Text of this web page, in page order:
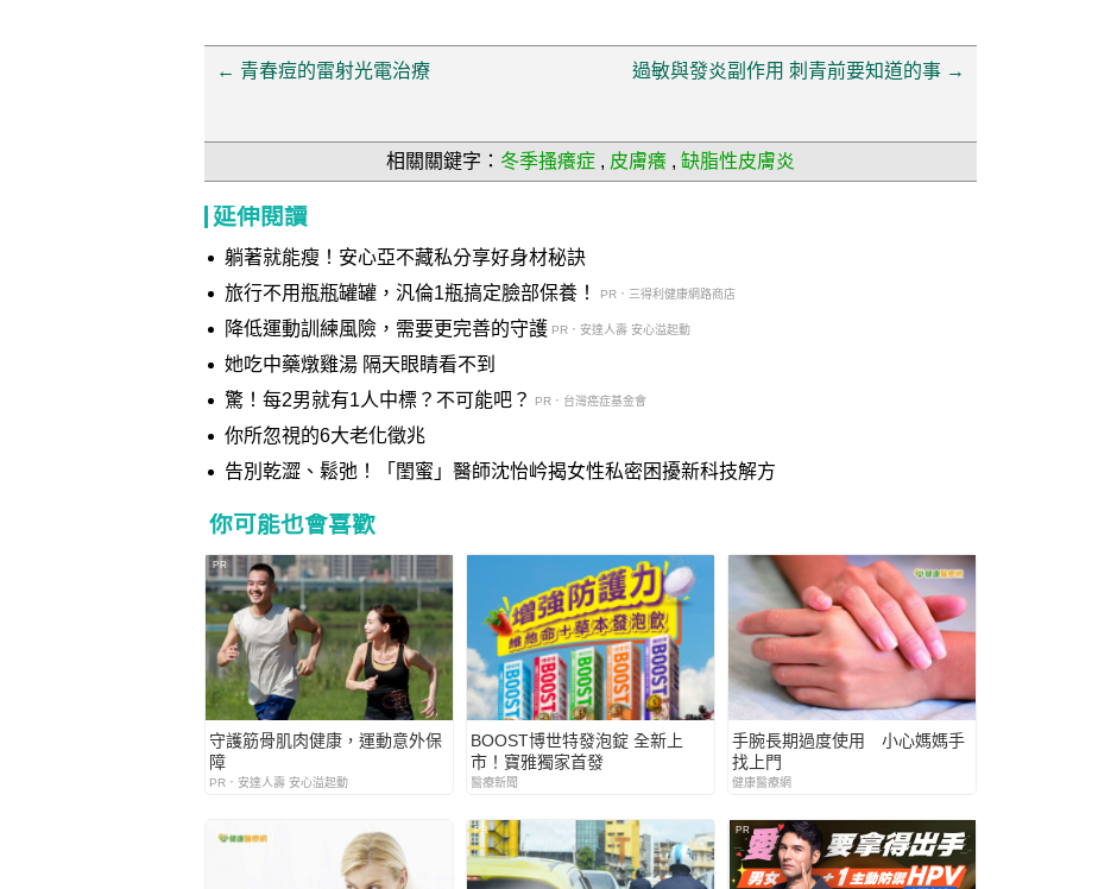
← 青春痘的雷射光電治療 過敏與發炎副作用 刺青前要知道的事 →
相關關鍵字： 冬季搔癢症 , 皮膚癢 , 缺脂性皮膚炎
延伸閱讀
躺著就能瘦！安心亞不藏私分享好身材秘訣
旅行不用瓶瓶罐罐，汎倫1瓶搞定臉部保養！
PR．三得利健康網路商店
降低運動訓練風險，需要更完善的守護 PR．安達人壽 安心溢起動
她吃中藥燉雞湯 隔天眼睛看不到
驚！每2男就有1人中標？不可能吧？
PR．台灣癌症基金會
你所忽視的6大老化徵兆
告別乾澀、鬆弛！「閨蜜」醫師沈怡岒揭女性私密困擾新科技解方
你可能也會喜歡
PR
守護筋骨肌肉健康，運動意外保
障
PR．安達人壽 安心溢起動
BOOST博世特發泡錠 全新上
市！寶雅獨家首發
醫療新聞
手腕長期過度使用 小心媽媽手
找上門
健康醫療網
PR PR